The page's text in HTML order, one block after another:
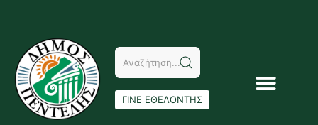
ΓΙΝΕ ΕΘΕΛΟΝΤΗΣ